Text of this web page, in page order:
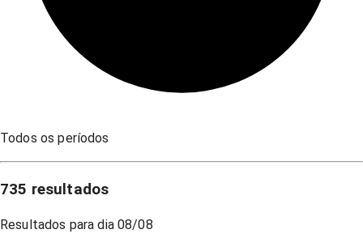
Todos os períodos
735 resultados
Resultados para dia 08/08